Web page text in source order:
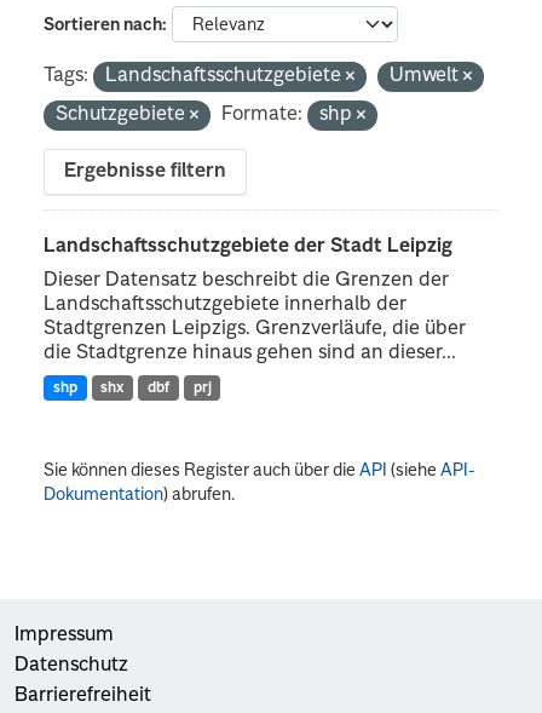
Sortieren nach
Tags: Landschaftsschutzgebiete
Umwelt
Schutzgebiete
Formate: shp
Ergebnisse filtern
Landschaftsschutzgebiete der Stadt Leipzig
Dieser Datensatz beschreibt die Grenzen der
Landschaftsschutzgebiete innerhalb der
Stadtgrenzen Leipzigs. Grenzverläufe, die über
die Stadtgrenze hinaus gehen sind an dieser...
shp shx dbf prj
Sie können dieses Register auch über dieAPI (sieheAPI-
Dokumentation) abrufen.
Impressum
Datenschutz
Barrierefreiheit